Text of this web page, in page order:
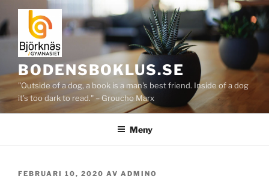
Hoppa
till
innehåll
BODENSBOKLUS.SE
"Outside of a dog, a book is a man's best friend. Inside of a dog
it's too dark to read." – Groucho Marx
Meny
PUBLICERAT
FEBRUARI 10, 2020 AV ADMINO